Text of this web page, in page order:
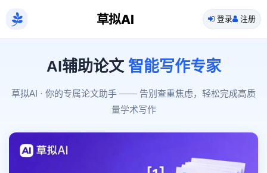
草拟AI 登录 注册
AI辅助论文 智能写作专家
草拟AI · 你的专属论文助手 —— 告别查重焦虑，轻松完成高质
量学术写作